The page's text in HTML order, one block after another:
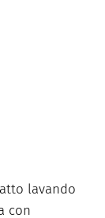
lavando
con